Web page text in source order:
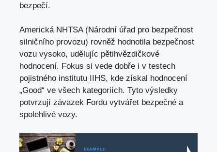
bezpečí.
Americká NHTSA (Národní úřad pro bezpečnost
silničního provozu) rovněž hodnotila bezpečnost
vozu vysoko, udělujíc pětihvězdičkové
hodnocení. Fokus si vede dobře i v testech
pojistného institutu IIHS, kde získal hodnocení
„Good“ ve všech kategoriích. Tyto výsledky
potvrzují závazek Fordu vytvářet bezpečné a
spolehlivé vozy.